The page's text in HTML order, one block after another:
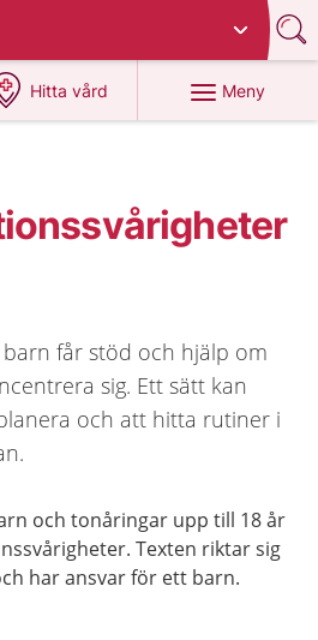
Hitta vård
på 1177.se
Meny
får stöd och hjälp om
sig. Ett sätt kan
och att hitta rutiner i
och tonåringar upp till 18 år
Texten riktar sig
har ansvar för ett barn.